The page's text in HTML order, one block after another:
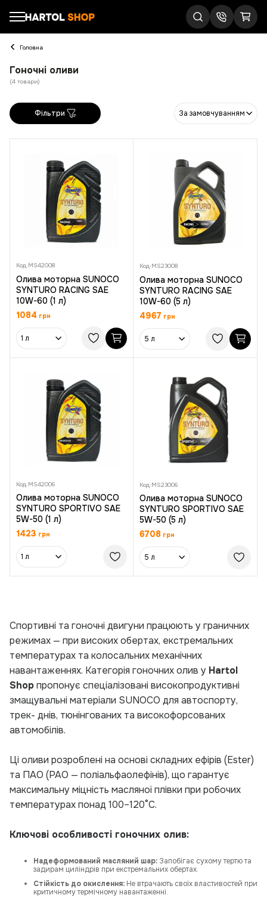
Головна
Гоночні оливи
(4 товари)
Фільтри За замовчуванням
Код:MS42008
Олива моторна SUNOCO
SYNTURO RACING SAE
10W-60 (1 л)
1084 грн
1 л
Код:MS23008
Олива моторна SUNOCO
SYNTURO RACING SAE
10W-60 (5 л)
4967 грн
5 л
Код:MS42006
Олива моторна SUNOCO
SYNTURO SPORTIVO SAE
5W-50 (1 л)
1423 грн
1 л
Код:MS23006
Олива моторна SUNOCO
SYNTURO SPORTIVO SAE
5W-50 (5 л)
6708 грн
5 л
Спортивні та гоночні двигуни працюють у граничних
режимах — при високих обертах, екстремальних
температурах та колосальних механічних
навантаженнях. Категорія гоночних олив у Hartol
Shopпропонує спеціалізовані високопродуктивні
змащувальні матеріали SUNOCO для автоспорту,
трек- днів, тюнінгованих та високофорсованих
автомобілів.
Ці оливи розроблені на основі складних ефірів (Ester)
та ПАО (PAO — поліальфаолефінів), що гарантує
максимальну міцність масляної плівки при робочих
температурах понад 100–120°C.
Ключові особливості гоночних олив:
Надеформований масляний шар: Запобігає сухому тертю та
задирам циліндрів при екстремальних обертах.
Стійкість до окислення: Не втрачають своїх властивостей при
критичному термічному навантаженні.